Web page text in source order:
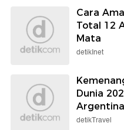
Cara
Total 12
Mata
detikInet
Dunia
detikTravel